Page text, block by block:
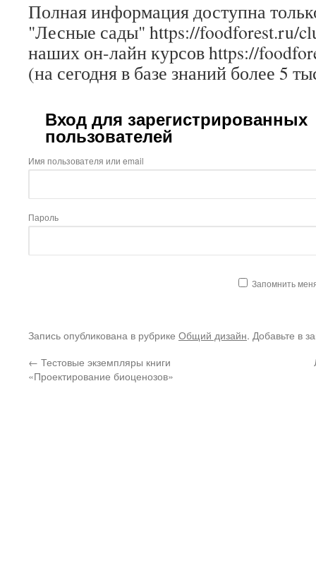
Полная информация доступна
"Лесные сады" https://foodforest.ru/
наших он-лайн курсов https://
(на сегодня в базе знаний более 5
Вход для зарегистрированных
пользователей
Имя пользователя или email
Пароль
Запомнить
Запись опубликована в рубрике Общий дизайн. Добавьте в
← Тестовые экземпляры книги
«Проектирование биоценозов»